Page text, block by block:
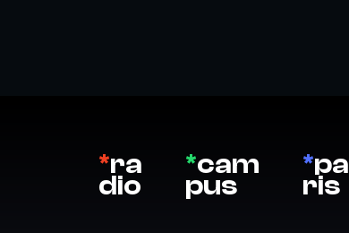
*ra
dio
*cam
pus
*pa
ris